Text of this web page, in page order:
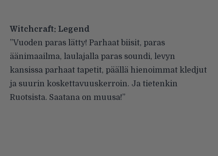
Witchcraft: Legend
”Vuoden paras lätty! Parhaat biisit, paras
äänimaailma, laulajalla paras soundi, levyn
kansissa parhaat tapetit, päällä hienoimmat kledjut
ja suurin koskettavuuskerroin. Ja tietenkin
Ruotsista. Saatana on muusa!”